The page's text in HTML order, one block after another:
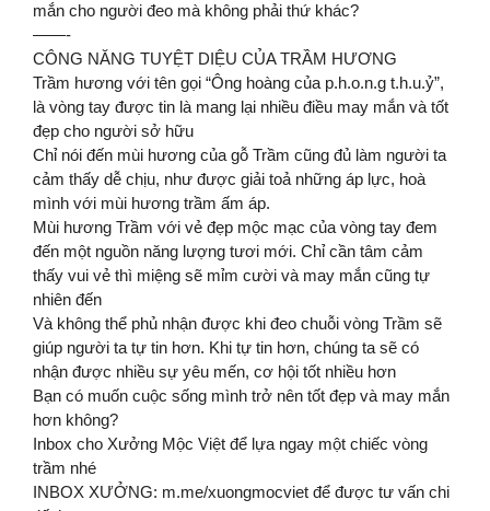
mắn cho người đeo mà không phải thứ khác?
——-
CÔNG NĂNG TUYỆT DIỆU CỦA TRẦM HƯƠNG
Trầm hương với tên gọi “Ông hoàng của p.h.o.n.g t.h.u.ỷ”,
là vòng tay được tin là mang lại nhiều điều may mắn và tốt
đẹp cho người sở hữu
Chỉ nói đến mùi hương của gỗ Trầm cũng đủ làm người ta
cảm thấy dễ chịu, như được giải toả những áp lực, hoà
mình với mùi hương trầm ấm áp.
Mùi hương Trầm với vẻ đẹp mộc mạc của vòng tay đem
đến một nguồn năng lượng tươi mới. Chỉ cần tâm cảm
thấy vui vẻ thì miệng sẽ mỉm cười và may mắn cũng tự
nhiên đến
Và không thể phủ nhận được khi đeo chuỗi vòng Trầm sẽ
giúp người ta tự tin hơn. Khi tự tin hơn, chúng ta sẽ có
nhận được nhiều sự yêu mến, cơ hội tốt nhiều hơn
Bạn có muốn cuộc sống mình trở nên tốt đẹp và may mắn
hơn không?
Inbox cho Xưởng Mộc Việt để lựa ngay một chiếc vòng
trầm nhé
INBOX XƯỞNG: m.me/xuongmocviet để được tư vấn chi